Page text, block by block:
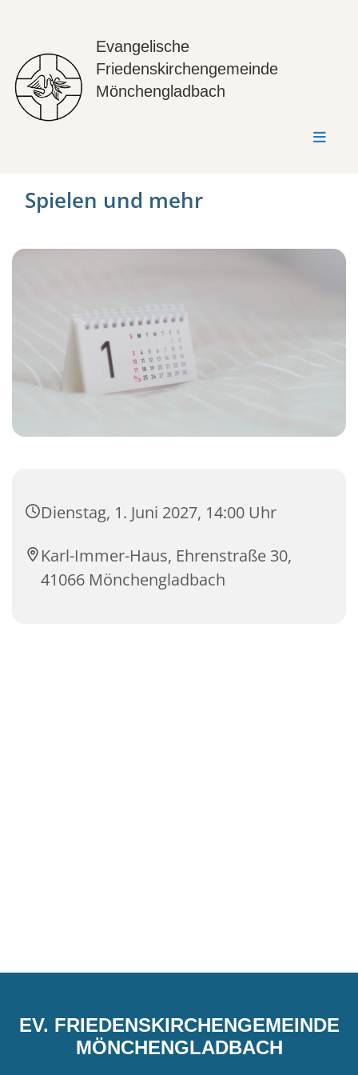
Evangelische
Friedenskirchengemeinde
Mönchengladbach
Spielen und mehr
Dienstag, 1. Juni 2027, 14:00 Uhr
Karl-Immer-Haus, Ehrenstraße 30,
41066 Mönchengladbach
EV. FRIEDENSKIRCHENGEMEINDE
MÖNCHENGLADBACH